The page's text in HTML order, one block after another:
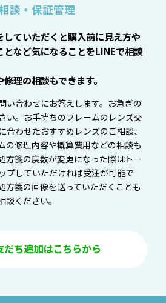
談・保証管理
ていただくと購入前に見え方や
となど気になることをLINEで相談
理の相談もできます。
い合わせにお答えします。お急ぎの
い。お手持ちのフレームのレンズ交
合わせたおすすめレンズのご相談、
の修理内容や概算費用などの相談も
方箋の度数が変更になった際はトー
プしていただければ受注が可能で
方箋の画像を送っていただくことも
ください。
だち追加はこちらから